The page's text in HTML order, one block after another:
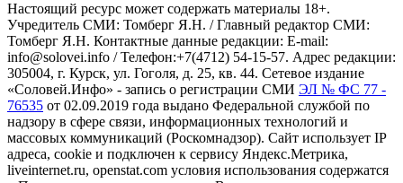
Настоящий ресурс может содержать материалы 18+.
Учредитель СМИ: Томберг Я.Н. / Главный редактор СМИ:
Томберг Я.Н. Контактные данные редакции: E-mail:
info@solovei.info / Телефон:+7(4712) 54-15-57. Адрес редакции:
305004, г. Курск, ул. Гоголя, д. 25, кв. 44. Сетевое издание
«Соловей.Инфо» - запись о регистрации СМИ ЭЛ № ФС 77 -
76535 от 02.09.2019 года выдано Федеральной службой по
надзору в сфере связи, информационных технологий и
массовых коммуникаций (Роскомнадзор). Сайт использует IP
адреса, cookie и подключен к сервису Яндекс.Метрика,
liveinternet.ru, openstat.com условия использования содержатся